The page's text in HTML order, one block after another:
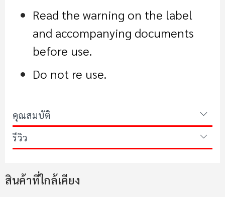
Read the warning on the label
and accompanying documents
before use.
Do not re use.
คุณสมบัติ
รีวิว
สินค้าที่ใกล้เคียง